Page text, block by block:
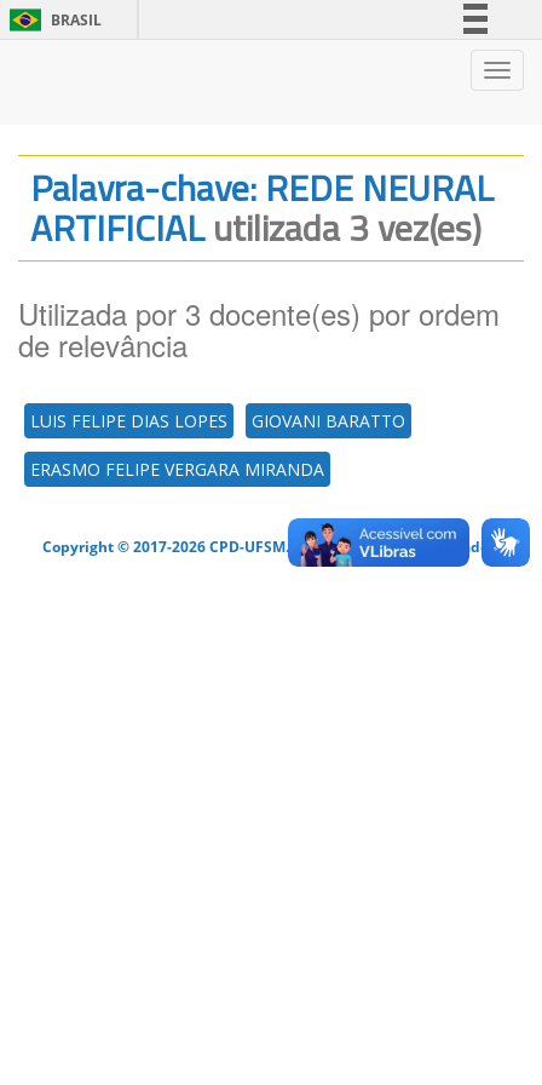
BRASIL
Legislação
Canais
Palavra-chave: REDE NEURAL
ARTIFICIALutilizada 3 vez(es)
Utilizada por 3 docente(es) por ordem
de relevância
LUIS FELIPE DIAS LOPES GIOVANI BARATTO
ERASMO FELIPE VERGARA MIRANDA
Copyright © 2017-2026 CPD-UFSM. Todos os direitos reservados.